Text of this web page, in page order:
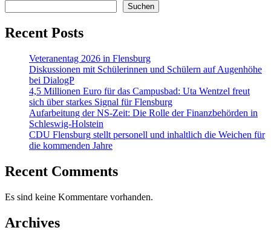
Suchen
Recent Posts
Veteranentag 2026 in Flensburg
Diskussionen mit Schülerinnen und Schülern auf Augenhöhe
bei DialogP
4,5 Millionen Euro für das Campusbad: Uta Wentzel freut
sich über starkes Signal für Flensburg
Aufarbeitung der NS-Zeit: Die Rolle der Finanzbehörden in
Schleswig-Holstein
CDU Flensburg stellt personell und inhaltlich die Weichen für
die kommenden Jahre
Recent Comments
Es sind keine Kommentare vorhanden.
Archives